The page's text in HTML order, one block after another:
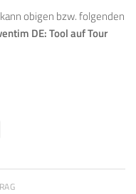
obigen bzw. folgenden
DE: Tool auf Tour